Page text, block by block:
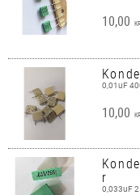
10,00 KR
0,01uF
10,00 KR
r
0,033uF